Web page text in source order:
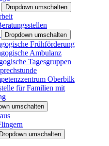
Dropdown umschalten
Dropdown umschalten
Frühförderung
Ambulanz
Tagesgruppen
Oberbilk
für Familien mit
umschalten
Dropdown umschalten